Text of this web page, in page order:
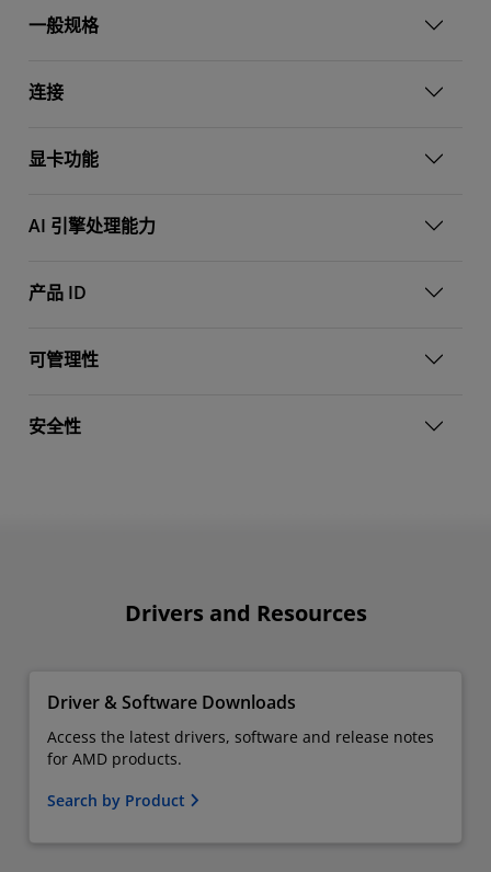
一般规格
连接
显卡功能
AI 引擎处理能力
产品 ID
可管理性
安全性
Drivers and Resources
Driver & Software Downloads
Access the latest drivers, software and release notes
for AMD products.
Search by Product